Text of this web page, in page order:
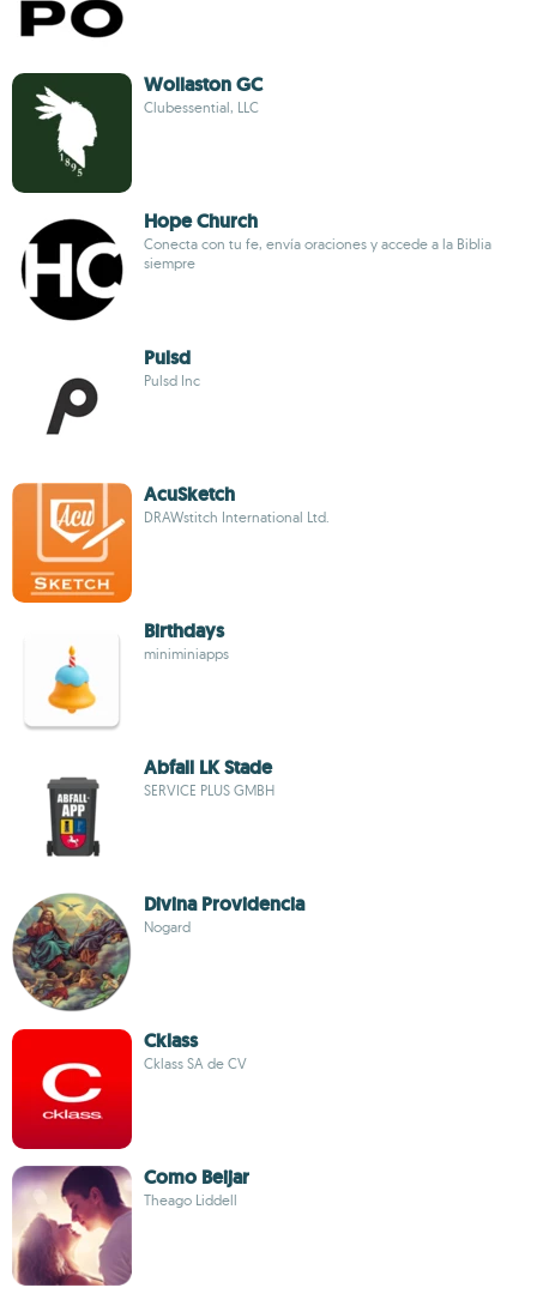
Wollaston GC
Clubessential, LLC
Hope Church
Conecta con tu fe, envía oraciones y accede a la Biblia
siempre
Pulsd
Pulsd Inc
AcuSketch
DRAWstitch International Ltd.
Birthdays
miniminiapps
Abfall LK Stade
SERVICE PLUS GMBH
Divina Providencia
Nogard
Cklass
Cklass SA de CV
Como Beijar
Theago Liddell